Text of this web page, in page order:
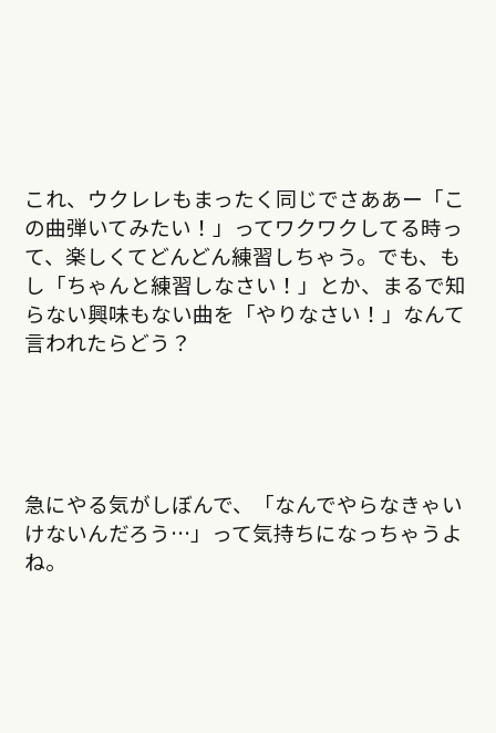
これ、ウクレレもまったく同じでさああー「こ
の曲弾いてみたい！」ってワクワクしてる時っ
て、楽しくてどんどん練習しちゃう。でも、も
し「ちゃんと練習しなさい！」とか、まるで知
らない興味もない曲を「やりなさい！」なんて
言われたらどう？
急にやる気がしぼんで、「なんでやらなきゃい
けないんだろう…」って気持ちになっちゃうよ
ね。